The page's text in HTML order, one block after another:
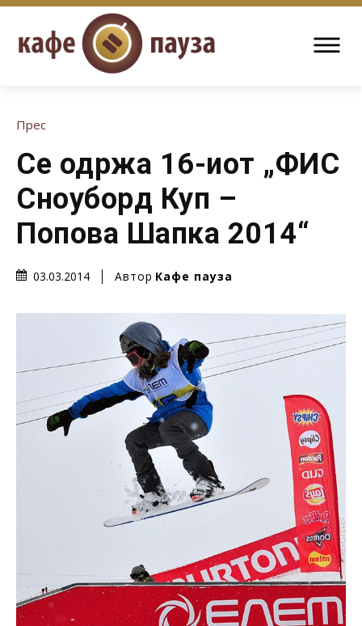
Прес
Се одржа 16-иот „ФИС
Сноуборд Куп –
Попова Шапка 2014“
03.03.2014 Автор Кафе пауза